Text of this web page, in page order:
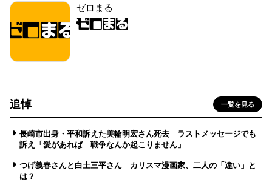
ゼロまる
追悼 一覧を見る
長崎市出身・平和訴えた美輪明宏さん死去 ラストメッセージでも
訴え「愛があれば 戦争なんか起こりません」
つげ義春さんと白土三平さん カリスマ漫画家、二人の「違い」と
は？